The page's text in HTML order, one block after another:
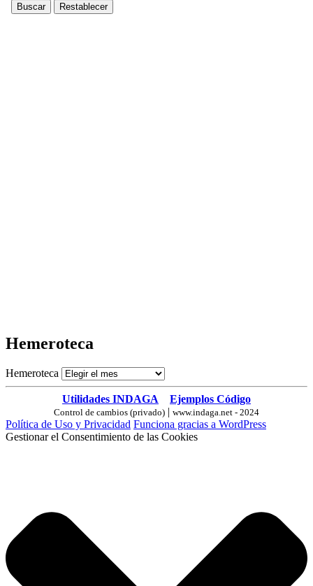
Hemeroteca
Hemeroteca
Utilidades INDAGA Ejemplos Código
Control de cambios (privado) | www.indaga.net - 2024
Política de Uso y Privacidad Funciona gracias a WordPress
Gestionar el Consentimiento de las Cookies